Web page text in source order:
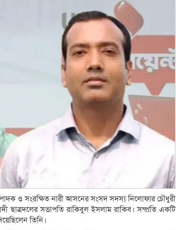
ও সংরক্ষিত নারী আসনের সংসদ সদস্য নিলোফার চৌধুরী
ছাত্রদলের সভাপতি রাকিবুল ইসলাম রাকিব। সম্প্রতি একটি
তিনি।